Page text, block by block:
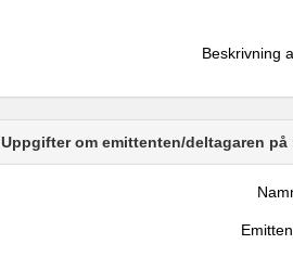
Beskrivning
Uppgifter om emittenten/deltagaren